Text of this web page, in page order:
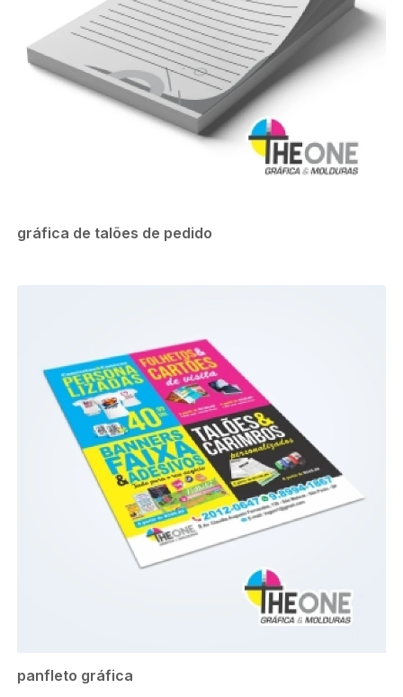
gráfica de talões de pedido
panfleto gráfica